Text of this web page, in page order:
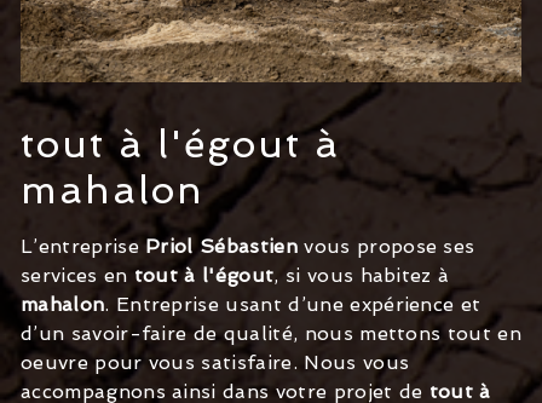
tout à l'égout à
mahalon
L’entreprisePriol Sébastienvous propose ses
services en tout à l'égout, si vous habitez à
mahalon. Entreprise usant d’une expérience et
d’un savoir-faire de qualité, nous mettons tout en
oeuvre pour vous satisfaire. Nous vous
accompagnons ainsi dans votre projet de tout à